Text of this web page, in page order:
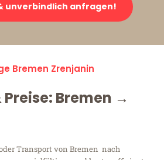
unverbindlich anfragen!
Bremen Zrenjanin
Bremen →
Transport von Bremen nach